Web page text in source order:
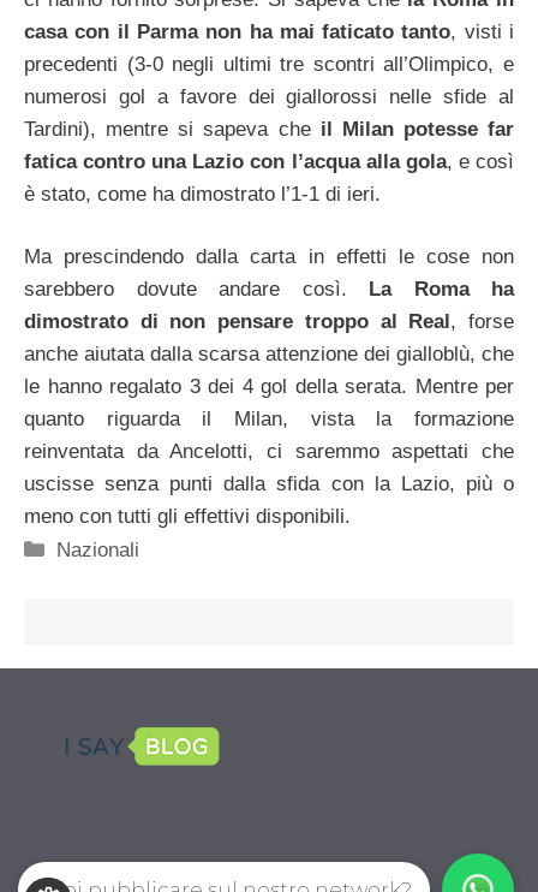
casa con il Parma non ha mai faticato tanto, visti i
precedenti (3-0 negli ultimi tre scontri all’Olimpico, e
numerosi gol a favore dei giallorossi nelle sfide al
Tardini), mentre si sapeva che il Milan potesse far
fatica contro una Lazio con l’acqua alla gola, e così
è stato, come ha dimostrato l’1-1 di ieri.
Ma prescindendo dalla carta in effetti le cose non
sarebbero dovute andare così. La Roma ha
dimostrato di non pensare troppo al Real, forse
anche aiutata dalla scarsa attenzione dei gialloblù, che
le hanno regalato 3 dei 4 gol della serata. Mentre per
quanto riguarda il Milan, vista la formazione
reinventata da Ancelotti, ci saremmo aspettati che
uscisse senza punti dalla sfida con la Lazio, più o
meno con tutti gli effettivi disponibili.
Categorie
Nazionali